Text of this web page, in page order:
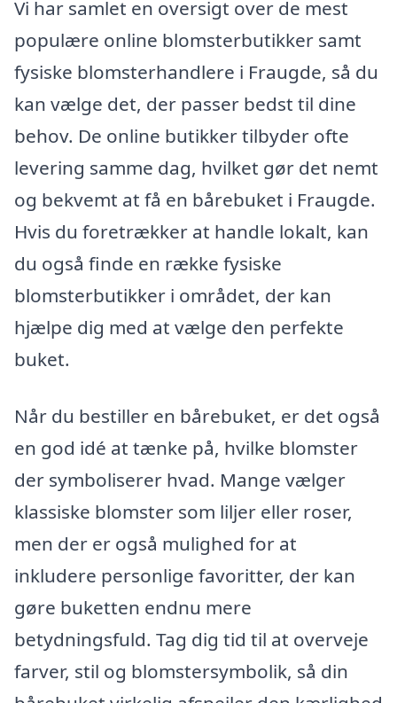
Vi har samlet en oversigt over de mest
populære online blomsterbutikker samt
fysiske blomsterhandlere i Fraugde, så du
kan vælge det, der passer bedst til dine
behov. De online butikker tilbyder ofte
levering samme dag, hvilket gør det nemt
og bekvemt at få en bårebuket i Fraugde.
Hvis du foretrækker at handle lokalt, kan
du også finde en række fysiske
blomsterbutikker i området, der kan
hjælpe dig med at vælge den perfekte
buket.
Når du bestiller en bårebuket, er det også
en god idé at tænke på, hvilke blomster
der symboliserer hvad. Mange vælger
klassiske blomster som liljer eller roser,
men der er også mulighed for at
inkludere personlige favoritter, der kan
gøre buketten endnu mere
betydningsfuld. Tag dig tid til at overveje
farver, stil og blomstersymbolik, så din